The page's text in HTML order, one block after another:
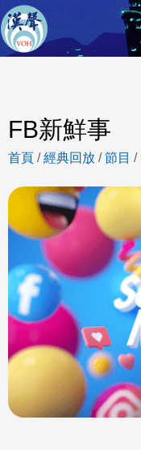
FB新鮮事
首頁 /經典回放 /節目 /